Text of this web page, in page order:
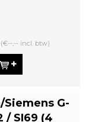
(€--,-- incl. btw)
Siemens G-
/ SI69 (4